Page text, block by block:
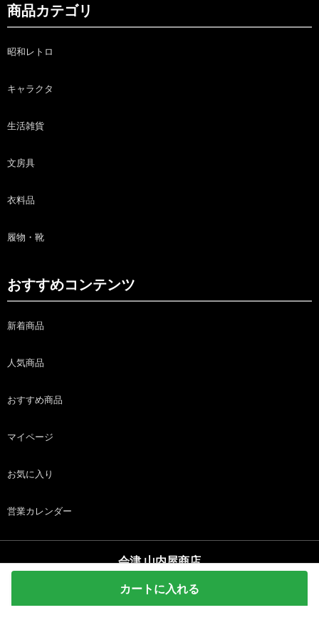
カートに入れる
商品カテゴリ
昭和レトロ
キャラクタ
生活雑貨
文房具
衣料品
履物・靴
おすすめコンテンツ
新着商品
人気商品
おすすめ商品
マイページ
お気に入り
営業カレンダー
会津 山内屋商店
copyright (c) 会津 山内屋商店 all rights reserved.
商品 カート